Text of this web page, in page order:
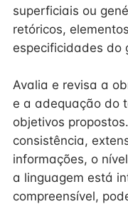
superficiais ou
retóricos,
especificidades do
Avalia e revisa a
e a adequação do
objetivos
consistência,
informações, o
a linguagem está
compreensível,